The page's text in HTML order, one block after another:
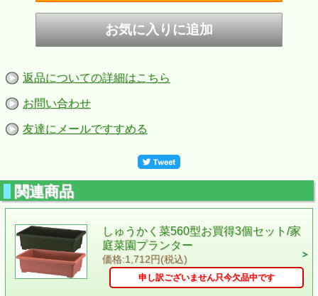
返品についての詳細はこちら
お問い合わせ
友達にメールですすめる
関連商品
しゅうかく菜560型お買得3個セット/家
庭菜園プランター
価格:1,712円(税込)
申し訳ございません只今欠品中です